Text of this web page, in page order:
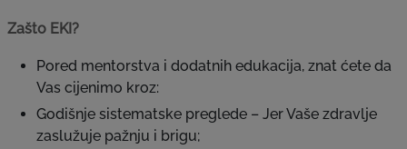
Zašto EKI?
Pored mentorstva i dodatnih edukacija, znat ćete da
Vas cijenimo kroz:
Godišnje sistematske preglede – Jer Vaše zdravlje
zaslužuje pažnju i brigu;